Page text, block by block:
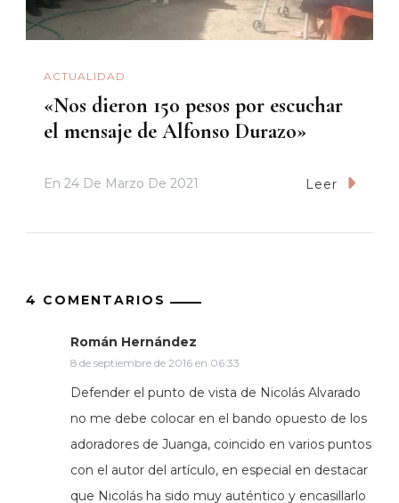
ACTUALIDAD
«Nos dieron 150 pesos por escuchar
el mensaje de Alfonso Durazo»
En 24 De Marzo De 2021 Leer
4 COMENTARIOS
Román Hernández
8 de septiembre de 2016 en 06:33
Defender el punto de vista de Nicolás Alvarado
no me debe colocar en el bando opuesto de los
adoradores de Juanga, coincido en varios puntos
con el autor del artículo, en especial en destacar
que Nicolás ha sido muy auténtico y encasillarlo